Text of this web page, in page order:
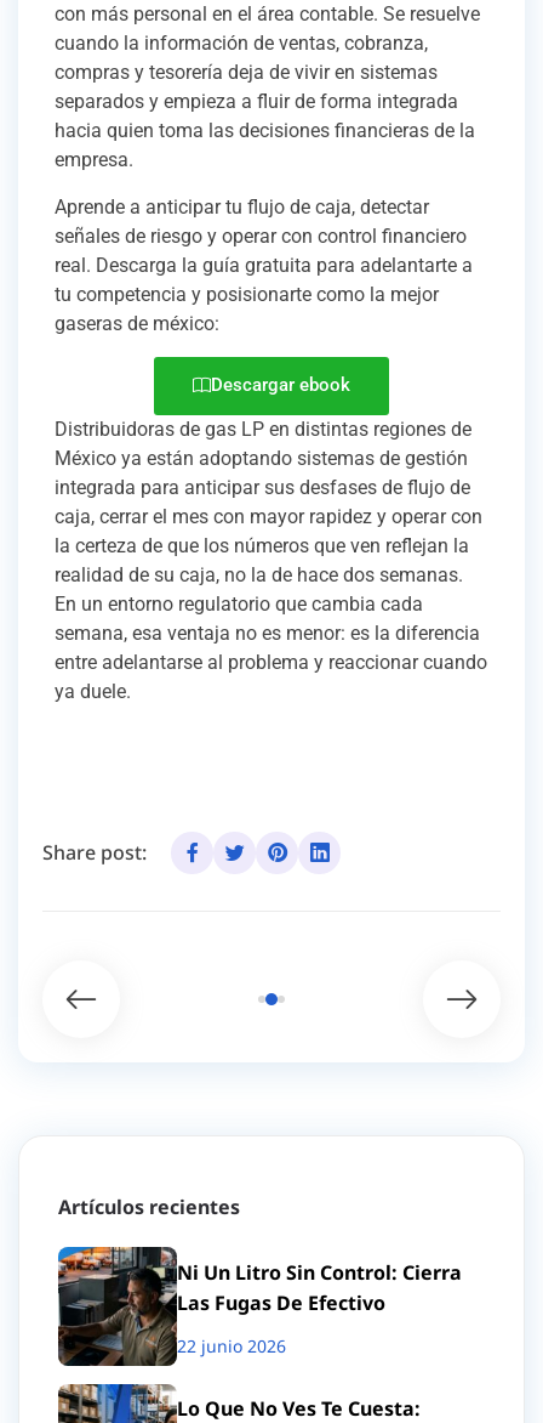
con más personal en el área contable. Se resuelve
cuando la información de ventas, cobranza,
compras y tesorería deja de vivir en sistemas
separados y empieza a fluir de forma integrada
hacia quien toma las decisiones financieras de la
empresa.
Aprende a anticipar tu flujo de caja, detectar
señales de riesgo y operar con control financiero
real. Descarga la guía gratuita para adelantarte a
tu competencia y posisionarte como la mejor
gaseras de méxico:
Descargar ebook
Distribuidoras de gas LP en distintas regiones de
México ya están adoptando sistemas de gestión
integrada para anticipar sus desfases de flujo de
caja, cerrar el mes con mayor rapidez y operar con
la certeza de que los números que ven reflejan la
realidad de su caja, no la de hace dos semanas.
En un entorno regulatorio que cambia cada
semana, esa ventaja no es menor: es la diferencia
entre adelantarse al problema y reaccionar cuando
ya duele.
Share post:
Artículos recientes
Ni Un Litro Sin Control: Cierra
Las Fugas De Efectivo
22 junio 2026
Lo Que No Ves Te Cuesta: